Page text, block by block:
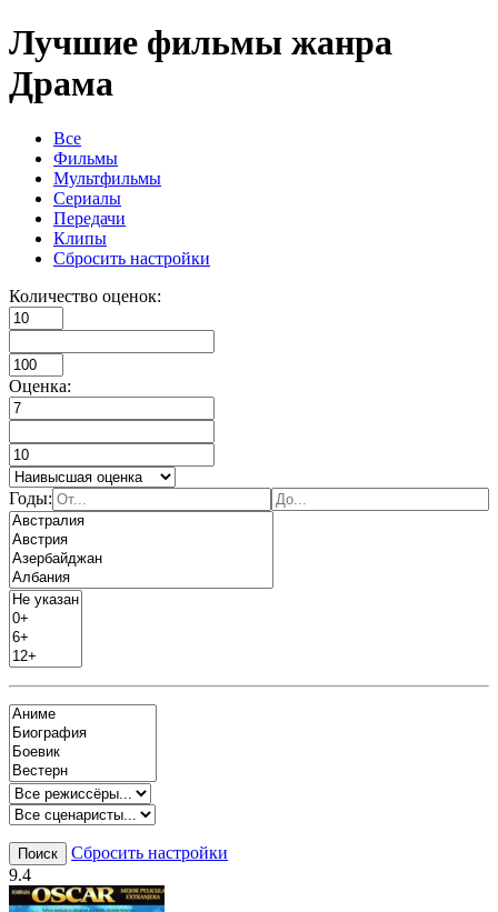
Лучшие фильмы жанра
Драма
Все
Фильмы
Мультфильмы
Сериалы
Передачи
Клипы
Сбросить настройки
Количество оценок:
Оценка:
Годы:
Поиск
Сбросить настройки
9.4